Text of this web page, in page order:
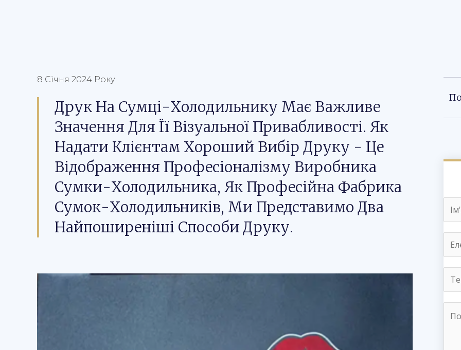
8 Січня 2024 Року
Друк На Сумці-Холодильнику Має Важливе
Значення Для Її Візуальної Привабливості. Як
Надати Клієнтам Хороший Вибір Друку - Це
Відображення Професіоналізму Виробника
Сумки-Холодильника, Як Професійна Фабрика
Сумок-Холодильників, Ми Представимо Два
Найпоширеніші Способи Друку.